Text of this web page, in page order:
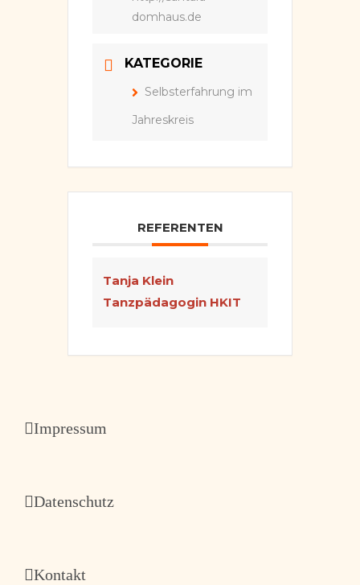
domhaus.de
KATEGORIE
Selbsterfahrung im
Jahreskreis
REFERENTEN
Tanja Klein
Tanzpädagogin HKIT
Impressum
Datenschutz
Kontakt